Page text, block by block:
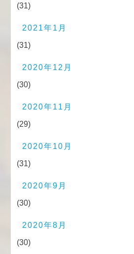
(31)
2021年1月
(31)
2020年12月
(30)
2020年11月
(29)
2020年10月
(31)
2020年9月
(30)
2020年8月
(30)